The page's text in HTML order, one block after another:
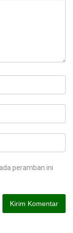
peramban ini